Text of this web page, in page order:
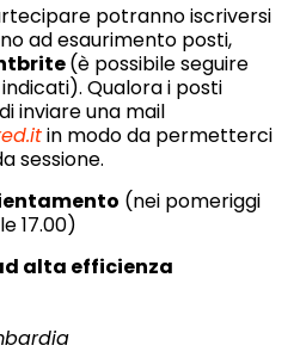
potranno iscriversi
ad esaurimento posti,
(è possibile seguire
Qualora i posti
inviare una mail
in modo da permetterci
sessione.
(nei pomeriggi
17.00)
alta efficienza